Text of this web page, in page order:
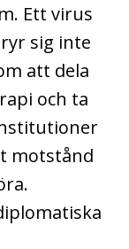
Ett virus
sig inte
att dela
och ta
motstånd